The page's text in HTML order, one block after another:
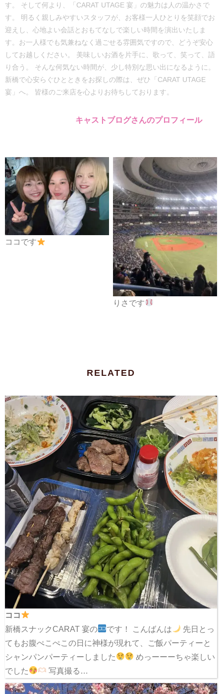
す。 そして何より、「CARAT UTAGE 宴」の魅力は人の温かさで
す。 明るく親しみやすいスタッフが、お客様一人ひとりを笑顔でお
迎えし、心地よい会話とおもてなしで楽しい時間を演出いたしま
す。お一人様でも気兼ねなく過ごせる雰囲気ですので、どうぞ安心
してお越しください。 美味しいお酒を片手に、歌って、笑って、語
り合う。 そんな何気ない時間が、少し特別な思い出になるように。
新橋で心安らぐひとときをお探しの際は、ぜひ「CARAT UTAGE
宴」へ。 皆様のご来店を心よりお待ちしております。
キャストブログさんのプロフィール
ココです
りさです
RELATED
ココ
新橋スナックCARAT 宴の
です！ こんばんは
先日とっ
てもお腹ぺこぺこの日に神様が現れて、ご飯パーティーと
シャンパンパーティーしました
めっーーーちゃ楽しい
でした
写真撮る…